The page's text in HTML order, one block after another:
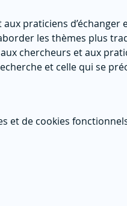
praticiens d’échanger
les thèmes plus
chercheurs et aux
et celle qui se
et de cookies